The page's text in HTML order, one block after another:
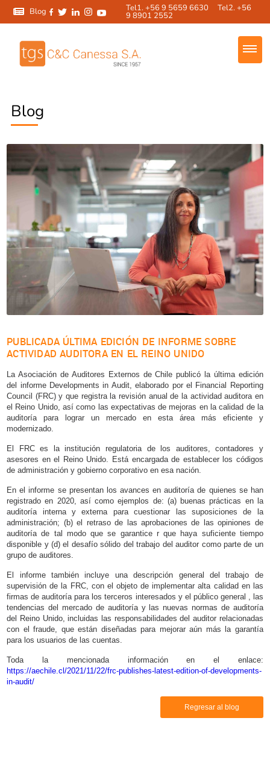
Blog Tel1. +56 9 5659 6630 Tel2. +56
9 8901 2552
Blog
PUBLICADA ÚLTIMA EDICIÓN DE INFORME SOBRE
ACTIVIDAD AUDITORA EN EL REINO UNIDO
La Asociación de Auditores Externos de Chile publicó la última edición
del informe Developments in Audit, elaborado por el Financial Reporting
Council (FRC) y que registra la revisión anual de la actividad auditora en
el Reino Unido, así como las expectativas de mejoras en la calidad de la
auditoría para lograr un mercado en esta área más eficiente y
modernizado.
El FRC es la institución regulatoria de los auditores, contadores y
asesores en el Reino Unido. Está encargada de establecer los códigos
de administración y gobierno corporativo en esa nación.
En el informe se presentan los avances en auditoría de quienes se han
registrado en 2020, así como ejemplos de: (a) buenas prácticas en la
auditoría interna y externa para cuestionar las suposiciones de la
administración; (b) el retraso de las aprobaciones de las opiniones de
auditoría de tal modo que se garantice r que haya suficiente tiempo
disponible y (d) el desafío sólido del trabajo del auditor como parte de un
grupo de auditores.
El informe también incluye una descripción general del trabajo de
supervisión de la FRC, con el objeto de implementar alta calidad en las
firmas de auditoría para los terceros interesados y el público general , las
tendencias del mercado de auditoría y las nuevas normas de auditoría
del Reino Unido, incluidas las responsabilidades del auditor relacionadas
con el fraude, que están diseñadas para mejorar aún más la garantía
para los usuarios de las cuentas.
Toda la mencionada información en el enlace:
https://aechile.cl/2021/11/22/frc-publishes-latest-edition-of-developments-
in-audit/
Regresar al blog